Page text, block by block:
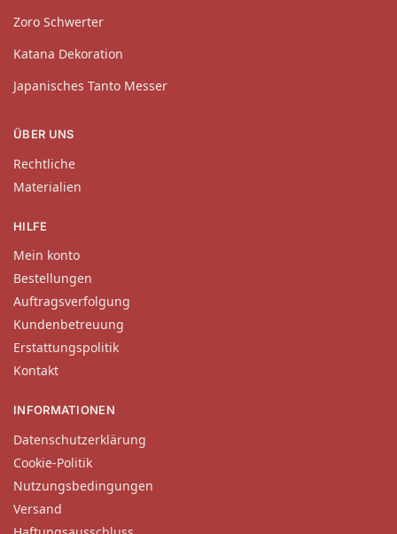
Zoro Schwerter
Katana Dekoration
Japanisches Tanto Messer
ÜBER UNS
Rechtliche
Materialien
HILFE
Mein konto
Bestellungen
Auftragsverfolgung
Kundenbetreuung
Erstattungspolitik
Kontakt
INFORMATIONEN
Datenschutzerklärung
Cookie-Politik
Nutzungsbedingungen
Versand